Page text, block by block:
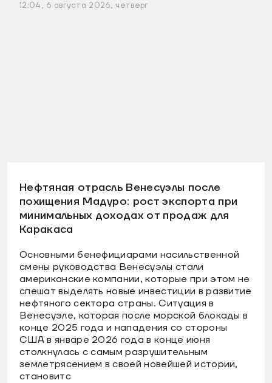
12:04, 6 августа 2026, четверг
Нефтяная отрасль Венесуэлы после
похищения Мадуро: рост экспорта при
минимальных доходах от продаж для
Каракаса
Основными бенефициарами насильственной
смены руководства Венесуэлы стали
американские компании, которые при этом не
спешат выделять новые инвестиции в развитие
нефтяного сектора страны. Ситуация в
Венесуэле, которая после морской блокады в
конце 2025 года и нападения со стороны
США в январе 2026 года в конце июня
столкнулась с самым разрушительным
землетрясением в своей новейшей истории,
становитс